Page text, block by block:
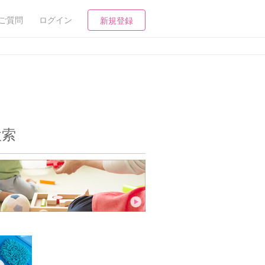
質問 ログイン 新規登録